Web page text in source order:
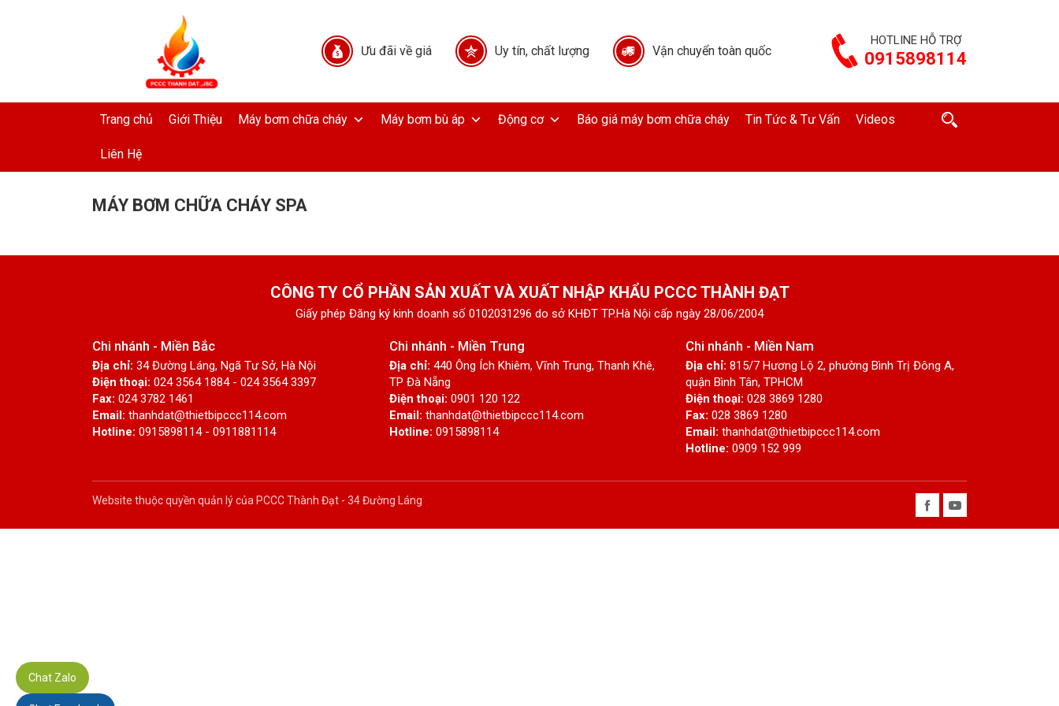
Ưu đãi về giá Uy tín, chất lượng Vận chuyển toàn quốc
HOTLINE HỖ TRỢ
0915898114
Trang chủ Giới Thiệu Máy bơm chữa cháy Máy bơm bù áp Động cơ Báo giá máy bơm chữa cháy Tin Tức & Tư Vấn Videos
Liên Hệ
MÁY BƠM CHỮA CHÁY SPA
CÔNG TY CỔ PHẦN SẢN XUẤT VÀ XUẤT NHẬP KHẨU PCCC THÀNH ĐẠT
Giấy phép Đăng ký kinh doanh số 0102031296 do sở KHĐT TP.Hà Nội cấp ngày 28/06/2004
Chi nhánh - Miền Bắc
Địa chỉ: 34 Đường Láng, Ngã Tư Sở, Hà Nội
Điện thoại: 024 3564 1884 - 024 3564 3397
Fax: 024 3782 1461
Email: thanhdat@thietbipccc114.com
Hotline: 0915898114 - 0911881114
Chi nhánh - Miền Trung
Địa chỉ: 440 Ông Ích Khiêm, Vĩnh Trung, Thanh Khê,
TP Đà Nẵng
Điện thoại: 0901 120 122
Email: thanhdat@thietbipccc114.com
Hotline: 0915898114
Chi nhánh - Miền Nam
Địa chỉ: 815/7 Hương Lộ 2, phường Bình Trị Đông A,
quận Bình Tân, TPHCM
Điện thoại: 028 3869 1280
Fax: 028 3869 1280
Email: thanhdat@thietbipccc114.com
Hotline: 0909 152 999
Website thuộc quyền quản lý của PCCC Thành Đạt - 34 Đường Láng
Chat Zalo